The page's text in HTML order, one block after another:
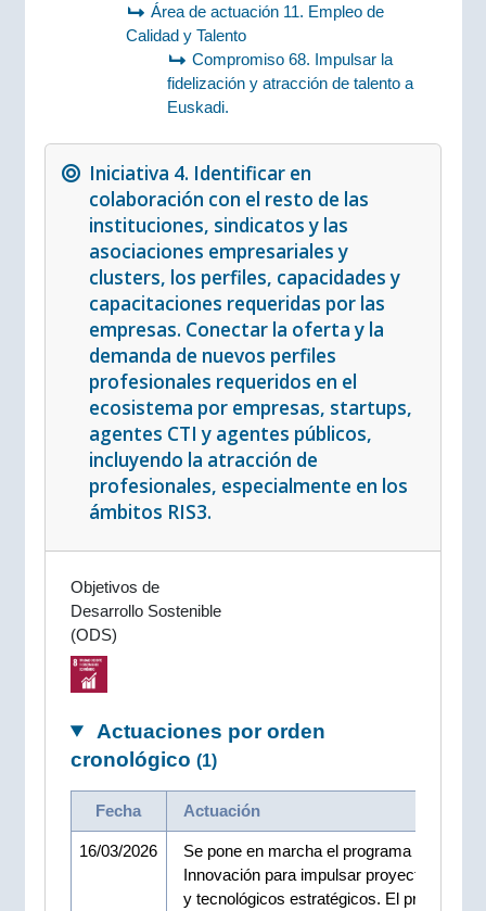
Área de actuación 11. Empleo de
Calidad y Talento
Compromiso 68. Impulsar la
fidelización y atracción de talento a
Euskadi.
Iniciativa 4. Identificar en
colaboración con el resto de las
instituciones, sindicatos y las
asociaciones empresariales y
clusters, los perfiles, capacidades y
capacitaciones requeridas por las
empresas. Conectar la oferta y la
demanda de nuevos perfiles
profesionales requeridos en el
ecosistema por empresas, startups,
agentes CTI y agentes públicos,
incluyendo la atracción de
profesionales, especialmente en los
ámbitos RIS3.
Objetivos de
Desarrollo Sostenible
(ODS)
Actuaciones por orden
cronológico (1)
Fecha Actuación
16/03/2026
Se pone en marcha el programa Faros de
Innovación para impulsar proyectos
y tecnológicos estratégicos. El programa,